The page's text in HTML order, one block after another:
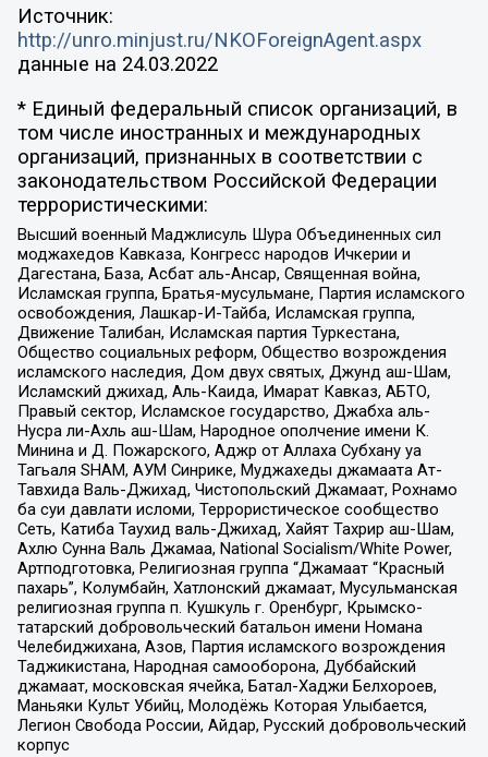
Источник:
http://unro.minjust.ru/NKOForeignAgent.aspx
данные на 24.03.2022
* Единый федеральный список организаций, в
том числе иностранных и международных
организаций, признанных в соответствии с
законодательством Российской Федерации
террористическими:
Высший военный Маджлисуль Шура Объединенных сил
моджахедов Кавказа, Конгресс народов Ичкерии и
Дагестана, База, Асбат аль-Ансар, Священная война,
Исламская группа, Братья-мусульмане, Партия исламского
освобождения, Лашкар-И-Тайба, Исламская группа,
Движение Талибан, Исламская партия Туркестана,
Общество социальных реформ, Общество возрождения
исламского наследия, Дом двух святых, Джунд аш-Шам,
Исламский джихад, Аль-Каида, Имарат Кавказ, АБТО,
Правый сектор, Исламское государство, Джабха аль-
Нусра ли-Ахль аш-Шам, Народное ополчение имени К.
Минина и Д. Пожарского, Аджр от Аллаха Субхану уа
Тагьаля SHAM, АУМ Синрике, Муджахеды джамаата Ат-
Тавхида Валь-Джихад, Чистопольский Джамаат, Рохнамо
ба суи давлати исломи, Террористическое сообщество
Сеть, Катиба Таухид валь-Джихад, Хайят Тахрир аш-Шам,
Ахлю Сунна Валь Джамаа, National Socialism/White Power,
Артподготовка, Религиозная группа “Джамаат “Красный
пахарь”, Колумбайн, Хатлонский джамаат, Мусульманская
религиозная группа п. Кушкуль г. Оренбург, Крымско-
татарский добровольческий батальон имени Номана
Челебиджихана, Азов, Партия исламского возрождения
Таджикистана, Народная самооборона, Дуббайский
джамаат, московская ячейка, Батал-Хаджи Белхороев,
Маньяки Культ Убийц, Молодёжь Которая Улыбается,
Легион Свобода России, Айдар, Русский добровольческий
корпус